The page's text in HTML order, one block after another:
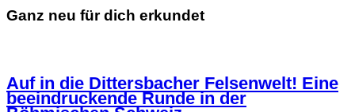
Ganz neu für dich erkundet
Auf in die Dittersbacher Felsenwelt! Eine
beeindruckende Runde in der